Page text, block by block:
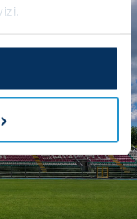
JOURNEY